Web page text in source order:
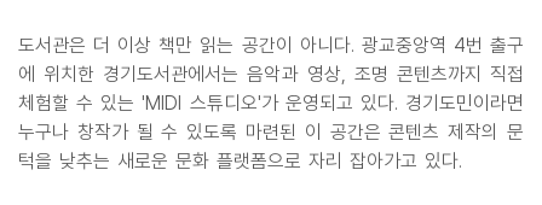
도서관은 더 이상 책만 읽는 공간이 아니다. 광교중앙역 4번 출구
에 위치한 경기도서관에서는 음악과 영상, 조명 콘텐츠까지 직접
체험할 수 있는 'MIDI 스튜디오'가 운영되고 있다. 경기도민이라면
누구나 창작가 될 수 있도록 마련된 이 공간은 콘텐츠 제작의 문
턱을 낮추는 새로운 문화 플랫폼으로 자리 잡아가고 있다.